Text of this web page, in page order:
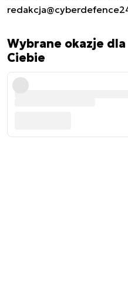
Wybrane okazje dla
Ciebie